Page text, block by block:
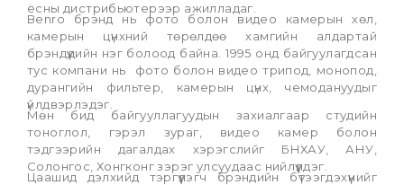
ёсны дистрибьютерээр ажилладаг.
Вenro брэнд нь фото болон видео камерын хөл,
камерын цүнхний төрөлдөө хамгийн алдартай
брэндүүдийн нэг болоод байна. 1995 онд байгуулагдсан
тус компани нь  фото болон видео трипод, монопод,
дурангийн фильтер, камерын цүнх, чемодануудыг
үйлдвэрлэдэг.
Мөн бид байгууллагуудын захиалгаар студийн
тоноглол, гэрэл зураг, видео камер болон
тэдгээрийн дагалдах хэрэгслийг БНХАУ, АНУ,
Солонгос, Хонгконг зэрэг улсуудаас нийлүүлдэг.
Цаашид дэлхийд тэргүүлэгч брэндийн бүтээгдэхүүнийг